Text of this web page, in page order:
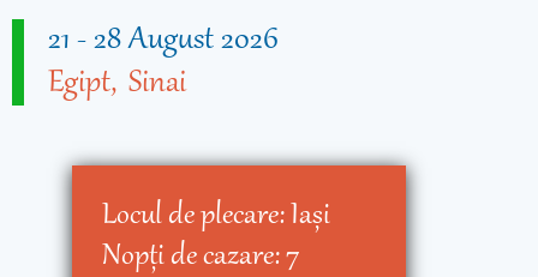
21 -28 August 2026
Egipt Sinai
Locul de plecare:Iaşi
Nopţi de cazare:7